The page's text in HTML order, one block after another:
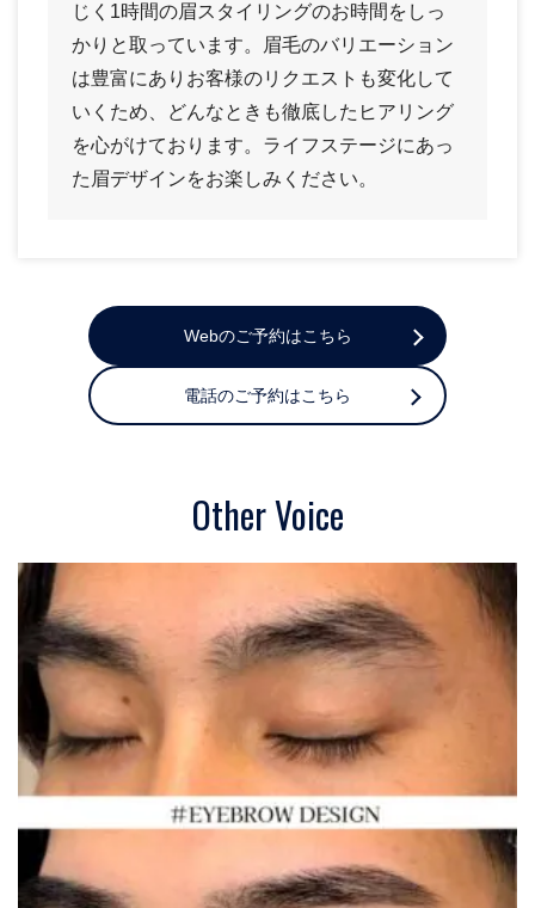
じく1時間の眉スタイリングのお時間をしっ
かりと取っています。眉毛のバリエーション
は豊富にありお客様のリクエストも変化して
いくため、どんなときも徹底したヒアリング
を心がけております。ライフステージにあっ
た眉デザインをお楽しみください。
Webのご予約はこちら
電話のご予約はこちら
Other Voice